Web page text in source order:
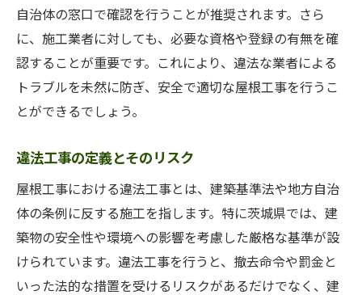
安心できる屋根工事を実現するための法律ガイ
ド
工事開始前に知っておくべき法律
安全基準を満たすための施工手順
施工中の事故防止策
工事完成後の法的確認ポイント
茨城県における不正行為の防止策
茨城県での違法屋根工事を未然に防ぐためのス
テップ
信頼できる業者と契約するための手順
自治体の窓口で確認を行うことが推奨されます。さら
に、施工業者に対しても、必要な資格や登録の有無を確
認することが重要です。これにより、違法な業者による
トラブルを未然に防ぎ、安全で適切な屋根工事を行うこ
とができるでしょう。
違法工事の定義とそのリスク
屋根工事における違法工事とは、建築基準法や地方自治
体の条例に反する施工を指します。特に茨城県では、建
築物の安全性や環境への影響を考慮した厳格な基準が設
けられています。違法工事を行うと、撤去命令や罰金と
いった法的な措置を受けるリスクがあるだけでなく、建